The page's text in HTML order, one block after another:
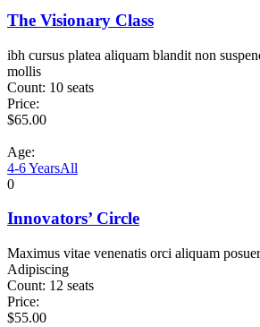
The Visionary Class
ibh cursus platea aliquam blandit non
mollis
Count: 10 seats
Price:
$65.00
Age:
4-6 YearsAll
0
Innovators’ Circle
Maximus vitae venenatis orci aliquam
Adipiscing
Count: 12 seats
Price:
$55.00